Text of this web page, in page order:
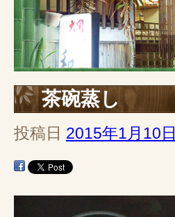
茶碗蒸し
投稿日 2015年1月10日